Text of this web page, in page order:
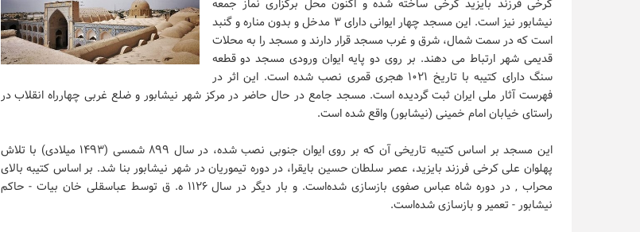
کرخی فرزند بایزید کرخی ساخته شده و اکنون محل برگزاری نماز جمعه
نیشابور نیز است. این مسجد چهار ایوانی دارای ۳ مدخل و بدون مناره و گنبد
است که در سمت شمال، شرق و غرب مسجد قرار دارند و مسجد را به محلات
قدیمی شهر ارتباط می دهند. بر روی دو پایه ایوان ورودی مسجد دو قطعه
سنگ دارای کتیبه با تاریخ ۱۰۲۱ هجری قمری نصب شده است. این اثر در
فهرست آثار ملی ایران ثبت گردیده است. مسجد جامع در حال حاضر در مرکز شهر نیشابور و ضلع غربی چهارراه انقلاب در
راستای خیابان امام خمینی (نیشابور) واقع شده است.
این مسجد بر اساس کتیبه تاریخی آن که بر روی ایوان جنوبی نصب شده، در سال ۸۹۹ شمسی (۱۴۹۳ میلادی) با تلاش
پهلوان علی کرخی فرزند بایزید، عصر سلطان حسین بایقرا، در دوره تیموریان در شهر نیشابور بنا شد. بر اساس کتیبه بالای
محراب ‚ در دوره شاه عباس صفوی بازسازی شده‌است. و بار دیگر در سال ۱۱۲۶ ه. ق توسط عباسقلی خان بیات - حاکم
نیشابور - تعمیر و بازسازی شده‌است.